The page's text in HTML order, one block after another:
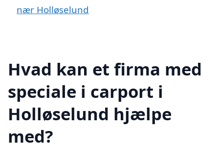
nær Holløselund
Hvad kan et firma med
speciale i carport i
Holløselund hjælpe
med?